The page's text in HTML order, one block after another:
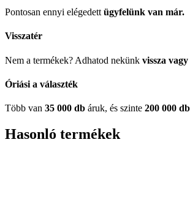
Pontosan ennyi elégedett ügyfelünk van már.
Visszatér
Nem a termékek? Adhatod nekünk vissza
Óriási a választék
Több van 35 000 db áruk, és szinte 200 000 db
Hasonló termékek